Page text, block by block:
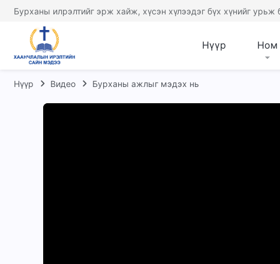
Бурханы илрэлтийг эрж хайж, хүсэн хүлээдэг бүх хүнийг урьж
Нүүр Ном
Нүүр Видео Бурханы ажлыг мэдэх нь